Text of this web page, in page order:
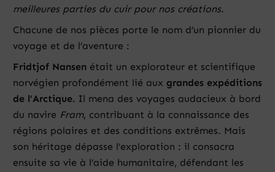
meilleures parties du cuir pour nos créations.
Chacune de nos pièces porte le nom d’un pionnier du
voyage et de l’aventure :
Fridtjof Nansen était un explorateur et scientifique
norvégien profondément lié aux grandes expéditions
de l’Arctique. Il mena des voyages audacieux à bord
du navire Fram, contribuant à la connaissance des
régions polaires et des conditions extrêmes. Mais
son héritage dépasse l’exploration : il consacra
ensuite sa vie à l’aide humanitaire, défendant les